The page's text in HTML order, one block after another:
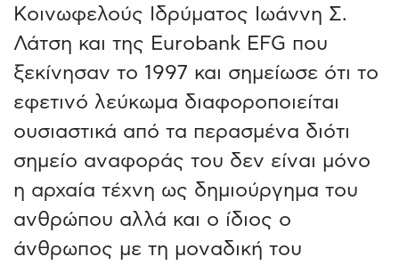
Κοινωφελούς Ιδρύματος Ιωάννη Σ.
Λάτση και της Eurobank EFG που
ξεκίνησαν το 1997 και σημείωσε ότι το
εφετινό λεύκωμα διαφοροποιείται
ουσιαστικά από τα περασμένα διότι
σημείο αναφοράς του δεν είναι μόνο
η αρχαία τέχνη ως δημιούργημα του
ανθρώπου αλλά και ο ίδιος ο
άνθρωπος με τη μοναδική του